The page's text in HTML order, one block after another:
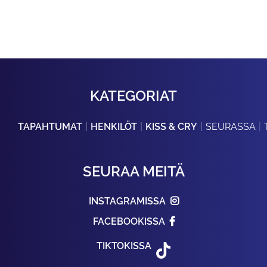
KATEGORIAT
TAPAHTUMAT HENKILÖT KISS & CRY SEURASSA
SEURAA MEITÄ
INSTAGRAMISSA
FACEBOOKISSA
TIKTOKISSA